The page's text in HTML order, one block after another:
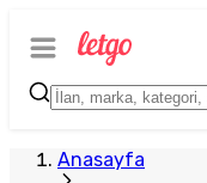
Anasayfa